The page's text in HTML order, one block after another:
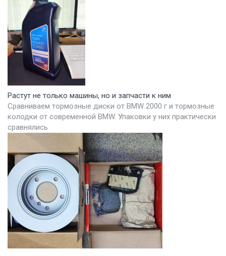
Растут не только машины, но и запчасти к ним
Сравниваем тормозные диски от BMW 2000 г и тормозные
колодки от современной BMW. Упаковки у них практически
сравнялись